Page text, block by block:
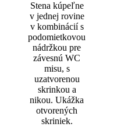
Stena kúpeľne
v jednej rovine
v kombinácií s
podomietkovou
nádržkou pre
závesnú WC
misu, s
uzatvorenou
skrinkou a
nikou. Ukážka
otvorených
skriniek.